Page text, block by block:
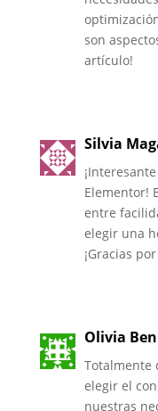
son
artículo!
Silvia
Elementor!
entre
elegir una
¡Gracias
Olivia
Totalmente
elegir el
nuestras